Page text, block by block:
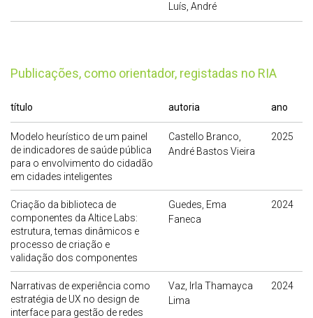
Luís, André
publicações, como orientador, registadas no RIA
título autoria ano
Modelo heurístico de um painel
de indicadores de saúde pública
para o envolvimento do cidadão
em cidades inteligentes
Castello Branco,
André Bastos Vieira
2025
Criação da biblioteca de
componentes da Altice Labs:
estrutura, temas dinâmicos e
processo de criação e
validação dos componentes
Guedes, Ema
Faneca
2024
Narrativas de experiência como
estratégia de UX no design de
interface para gestão de redes
Vaz, Irla Thamayca
Lima
2024